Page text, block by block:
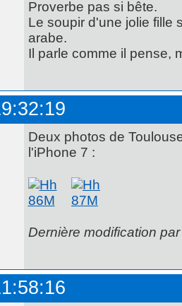
Proverbe pas si bête.
Le soupir d'une jolie fille
arabe.
Il parle comme il pense,
Deux photos de
l'iPhone 7 :
Dernière modification